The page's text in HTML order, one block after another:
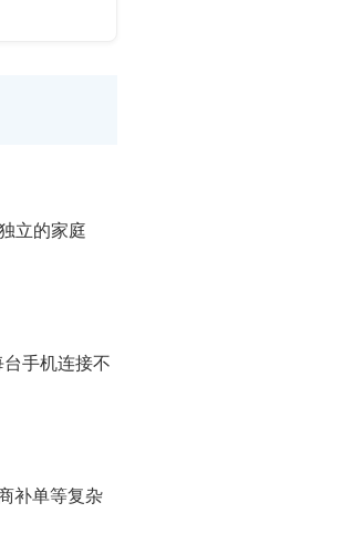
立的家庭
手机连接不
补单等复杂